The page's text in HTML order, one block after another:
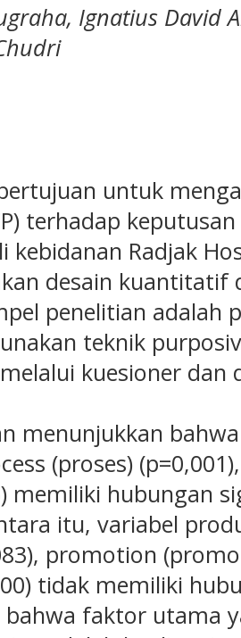
Ignatius David
untuk
terhadap
kebidanan Radjak
desain kuantitatif
penelitian adalah
teknik
kuesioner dan
menunjukkan
(proses)
memiliki hubungan
itu, variabel
promotion
tidak memiliki
bahwa faktor utama